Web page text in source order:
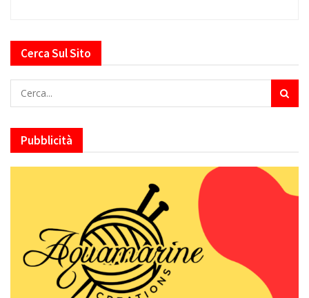
Cerca Sul Sito
Pubblicità